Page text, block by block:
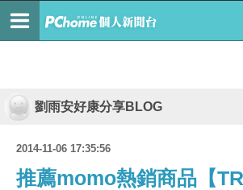
劉雨安好康分享BLOG
2014-11-06 17:35:56
推薦momo熱銷商品【